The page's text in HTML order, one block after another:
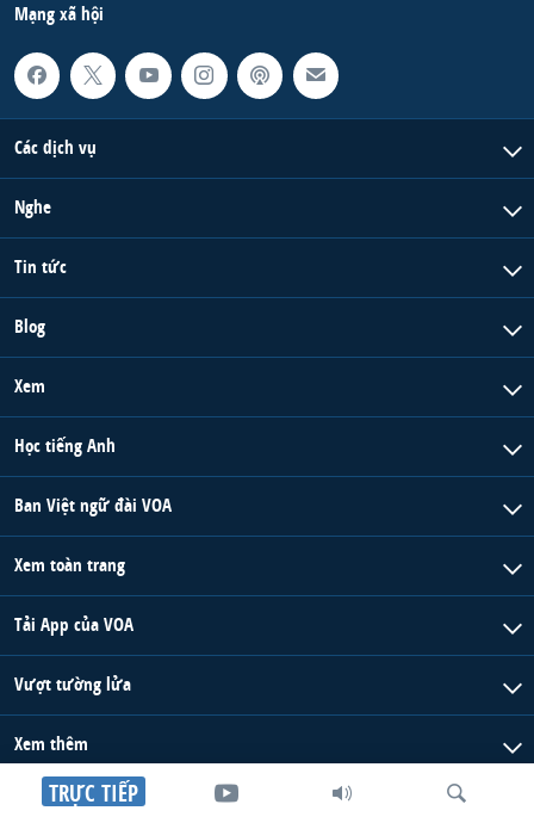
TRỰC TIẾP
Mạng xã hội
Các dịch vụ
Nghe
Tin tức
Blog
Xem
Học tiếng Anh
Ban Việt ngữ đài VOA
Xem toàn trang
Tải App của VOA
Vượt tường lửa
Xem thêm